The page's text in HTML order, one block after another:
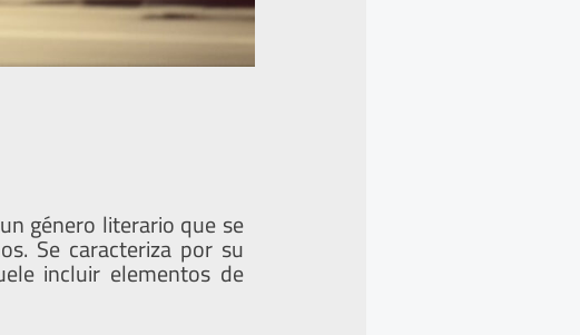
género literario que se
Se caracteriza por su
incluir elementos de